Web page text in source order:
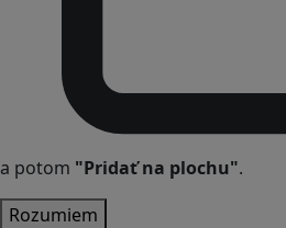
a potom "Pridať na plochu".
Rozumiem